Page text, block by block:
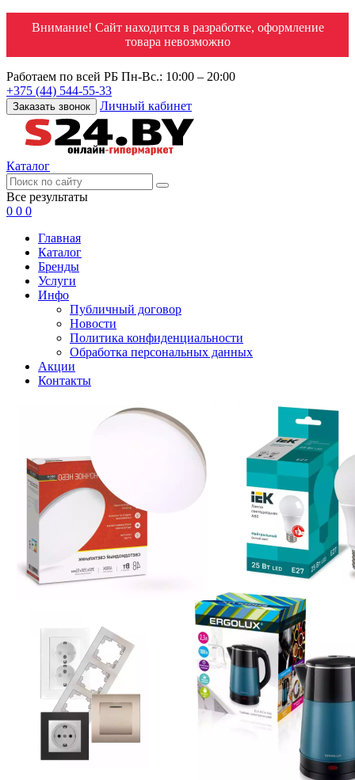
Внимание! Сайт находится в разработке, оформление
товара невозможно
Работаем по всей РБ Пн-Вс.: 10:00 – 20:00
+375 (44) 544-55-33
Заказать звонок Личный кабинет
Каталог
Все результаты
0 0 0
Главная
Каталог
Бренды
Услуги
Инфо
Публичный договор
Новости
Политика конфиденциальности
Обработка персональных данных
Акции
Контакты